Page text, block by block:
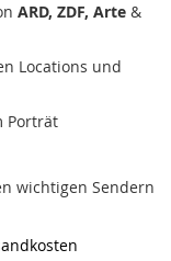
ARD, ZDF, Arte &
Locations und
Porträt
wichtigen Sendern